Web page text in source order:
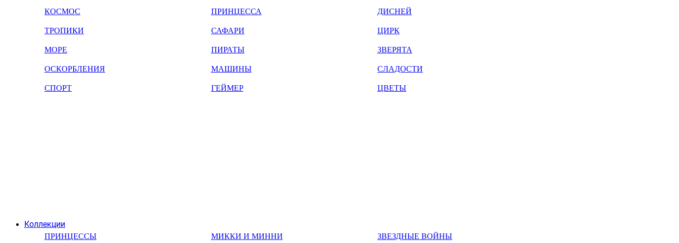
КОСМОС
ТРОПИКИ
МОРЕ
ОСКОРБЛЕНИЯ
СПОРТ
ПРИНЦЕССА
САФАРИ
ПИРАТЫ
МАШИНЫ
ГЕЙМЕР
ДИСНЕЙ
ЦИРК
ЗВЕРЯТА
СЛАДОСТИ
ЦВЕТЫ
Коллекции
ПРИНЦЕССЫ МИККИ И МИННИ ЗВЕЗДНЫЕ ВОЙНЫ